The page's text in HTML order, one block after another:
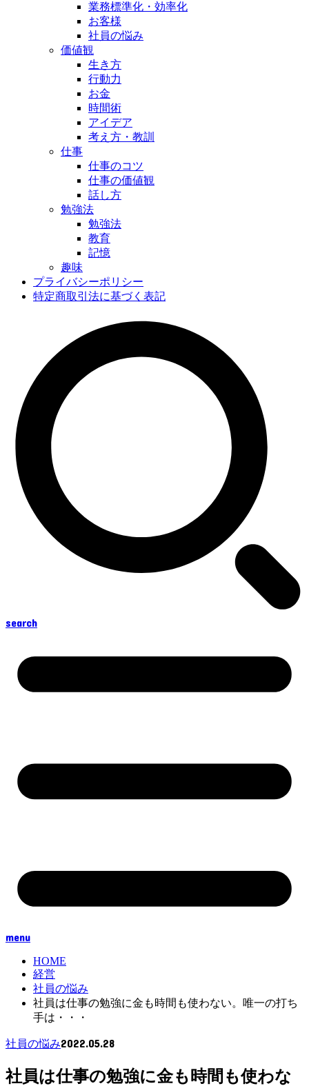
業務標準化・効率化
お客様
社員の悩み
価値観
生き方
行動力
お金
時間術
アイデア
考え方・教訓
仕事
仕事のコツ
仕事の価値観
話し方
勉強法
勉強法
教育
記憶
趣味
プライバシーポリシー
特定商取引法に基づく表記
search
menu
HOME
経営
社員の悩み
社員は仕事の勉強に金も時間も使わない。唯一の打ち
手は・・・
社員の悩み2022.05.28
社員は仕事の勉強に金も時間も使わな